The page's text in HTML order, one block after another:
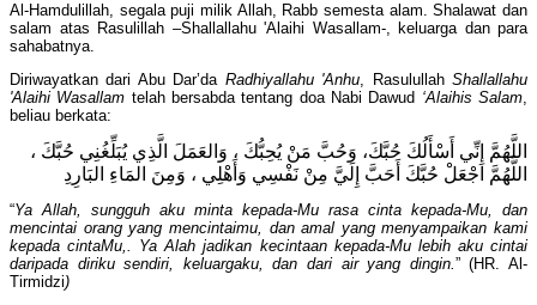
Al-Hamdulillah, segala puji milik Allah, Rabb semesta alam. Shalawat dan
salam atas Rasulillah –Shallallahu 'Alaihi Wasallam-, keluarga dan para
sahabatnya.
Diriwayatkan dari Abu Dar’da Radhiyallahu 'Anhu, RasulullahShallallahu
'Alaihi Wasallam telah bersabda tentang doa Nabi Dawud ‘Alaihis Salam,
beliau berkata:
اللَّهُمَّ إِنِّي أَسْأَلُكَ حُبَّكَ، وَحُبَّ مَنْ يُحِبُّكَ ، وَالعَمَلَ الَّذِي يُبَلِّغُنِي حُبَّكَ ،
اللَّهُمَّ اجْعَلْ حُبَّكَ أَحَبَّ إِلَيَّ مِنْ نَفْسِي وَأَهْلِي ، وَمِنَ المَاءِ البَارِدِ
“Ya Allah, sungguh aku minta kepada-Mu rasa cinta kepada-Mu, dan
mencintai orang yang mencintaimu, dan amal yang menyampaikan kami
kepada cintaMu,. Ya Alah jadikan kecintaan kepada-Mu lebih aku cintai
daripada diriku sendiri, keluargaku, dan dari air yang dingin.” (HR. Al-
Tirmidzi)